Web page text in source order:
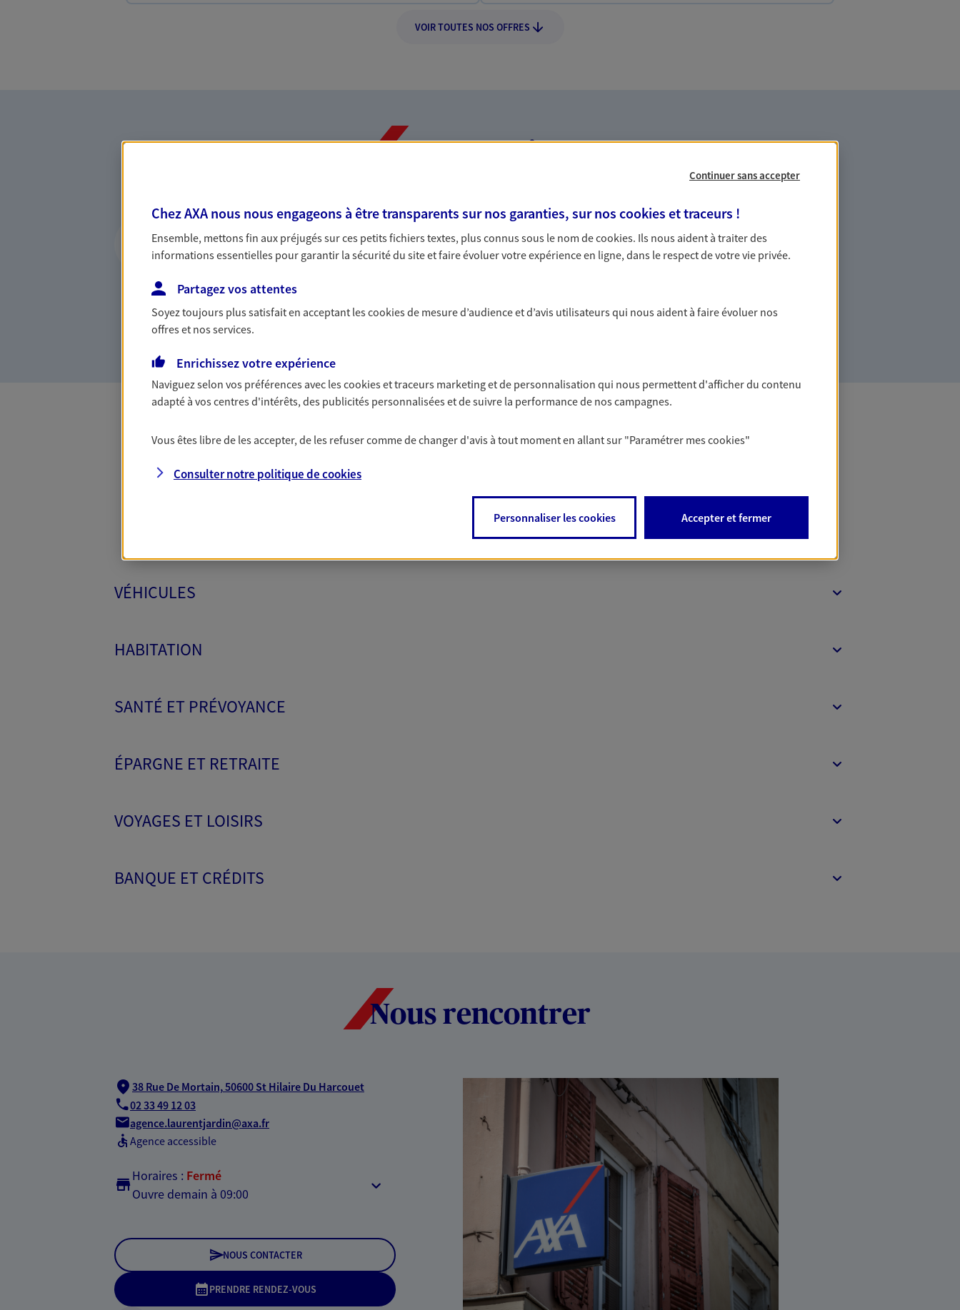
VOIR TOUTES NOS OFFRES
Nos expertises
Vous accompagner dans la durée et la
confiance
votre vie, c'est ainsi que nous concevons notre métier : dans
la confiance et la proximité. C'est en apprenant à vous
connaître que nous proposons de meilleures solutions.
Accompagner les professionnels et les
entreprises
votre activité, vos collaborateurs... mais aussi vous-même et
Toutes nos offres Assurance & Banque
PRO & ENTREPRISES
VÉHICULES
HABITATION
SANTÉ ET PRÉVOYANCE
ÉPARGNE ET RETRAITE
VOYAGES ET LOISIRS
BANQUE ET CRÉDITS
Nous rencontrer
38 Rue De Mortain,50600 St Hilaire Du Harcouet
02 33 49 12 03
agence.laurentjardin@axa.fr
Agence accessible
Horaires : Fermé
Ouvre demain à 09:00
NOUS CONTACTER
PRENDRE RENDEZ-VOUS
Continuer sans accepter
Chez AXA nous nous engageons à être transparents sur nos garanties, sur nos cookies et traceurs !
Ensemble, mettons fin aux préjugés sur ces petits fichiers textes, plus connus sous le nom decookies. Ils nous aident à traiter des
informations essentielles pour garantir la sécurité du site et faire évoluer votre expérience en ligne, dans le respect de votre vie privée.
Partagez vos attentes
Soyez toujours plus satisfait en acceptant lescookiesde mesure d’audience et d’avis utilisateurs qui nous aident à faire évoluer nos
offres et nos services.
Enrichissez votre expérience
Naviguez selon vos préférences avec lescookies et traceurs marketing et de personnalisation qui nous permettent d'afficher du contenu
adapté à vos centres d'intérêts, des publicités personnalisées et de suivre la performance de nos campagnes.
Vous êtes libre de les accepter, de les refuser comme de changer d'avis à tout moment en allant sur "Paramétrer mescookies"
Consulter notre politique decookies
Personnaliser les cookies Accepter et fermer